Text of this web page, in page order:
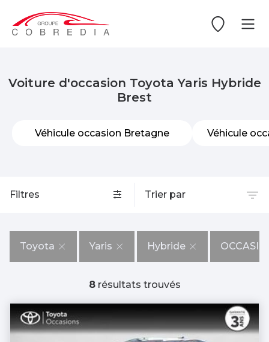
Voiture d'occasion Toyota Yaris Hybride
Brest
Véhicule occasion Bretagne Véhicule
Trier par
Filtres
Toyota Yaris Hybride
8résultats trouvés